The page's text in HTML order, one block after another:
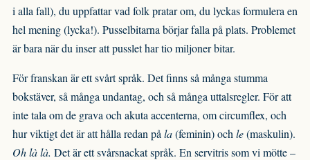
i alla fall), du uppfattar vad folk pratar om, du lyckas formulera en
hel mening (lycka!). Pusselbitarna börjar falla på plats. Problemet
är bara när du inser att pusslet har tio miljoner bitar.
För franskan är ett svårt språk. Det finns så många stumma
bokstäver, så många undantag, och så många uttalsregler. För att
inte tala om de grava och akuta accenterna, om circumflex, och
hur viktigt det är att hålla redan på la(feminin) och le(maskulin).
Oh là là. Det är ett svårsnackat språk. En servitris som vi mötte –